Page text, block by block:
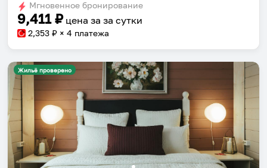
Мгновенное бронирование
9,411₽ цена за за сутки
2,353 ₽ × 4 платежа
Жильё проверено